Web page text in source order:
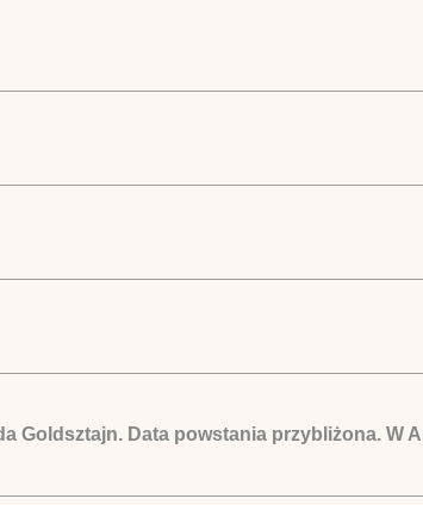
Goldsztajn. Data powstania przybliżona. W